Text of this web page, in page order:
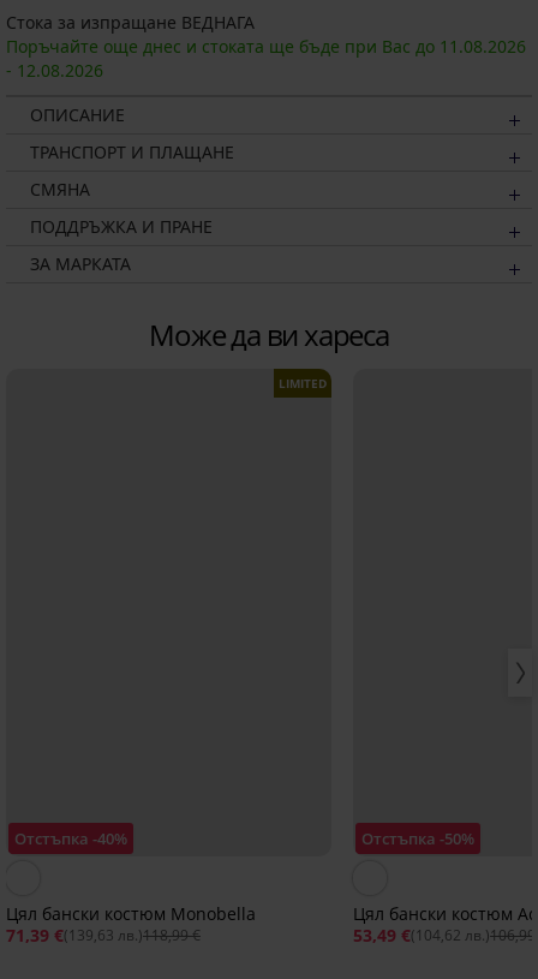
Стока за изпращане ВЕДНАГА
Поръчайте още днес и стоката ще бъде при Вас до 11.08.2026
- 12.08.2026
ОПИСАНИЕ
ТРАНСПОРТ И ПЛАЩАНЕ
СМЯНА
ПОДДРЪЖКА И ПРАНЕ
ЗА МАРКАТА
Може да ви хареса
Отстъпка -40%
LIMITED
Цял бански костюм Monobella
71,39 €(139,63 лв.)118,99 €
Отстъпка -50%
Цял бански костюм
53,49 €(104,62 лв.)